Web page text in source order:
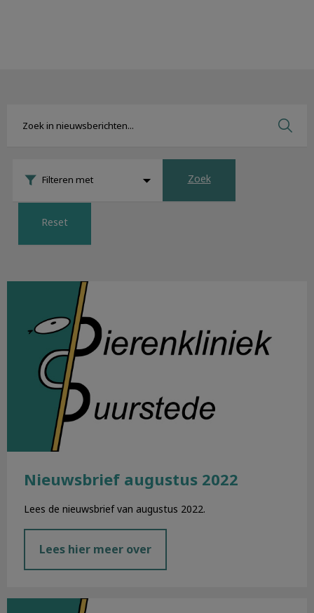
Filteren met Zoek
Reset
Nieuwsbrief augustus 2022
Nieuwsbrief augustus 2022
Lees de nieuwsbrief van augustus 2022.
Lees hier meer over
Nieuwsbrief juli 2022